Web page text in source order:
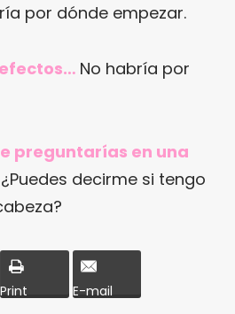
por dónde empezar.
No habría por
preguntarías en una
¿Puedes decirme si tengo
Print E-mail